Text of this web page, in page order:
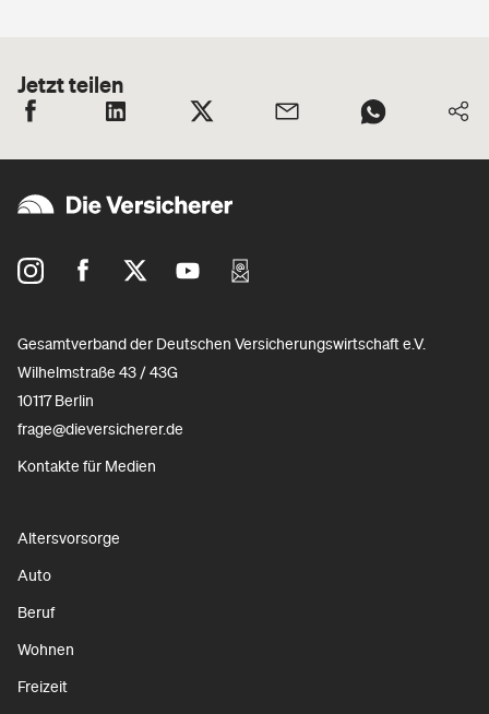
Jetzt teilen
Gesamtverband der Deutschen Versicherungswirtschaft e.V.
Wilhelmstraße 43 / 43G
10117 Berlin
frage@dieversicherer.de
Kontakte für Medien
Altersvorsorge
Auto
Beruf
Wohnen
Freizeit